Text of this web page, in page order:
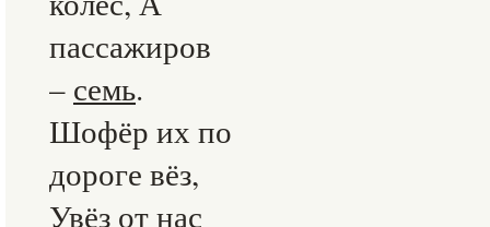
пассажиров
– семь.
Шофёр их по
дороге вёз,
Увёз от нас